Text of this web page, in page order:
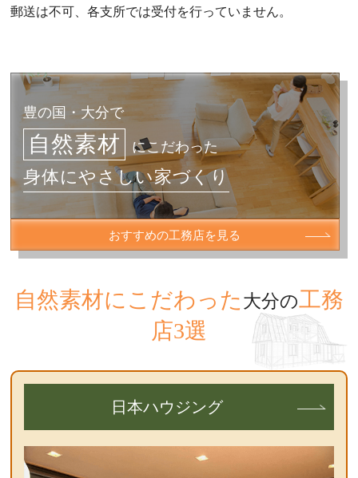
郵送は不可、各支所では受付を行っていません。
豊の国・大分で
自然素材 にこだわった
身体にやさしい家づくり
おすすめの工務店を見る
自然素材にこだわった 大分の工務
店3選
日本ハウジング